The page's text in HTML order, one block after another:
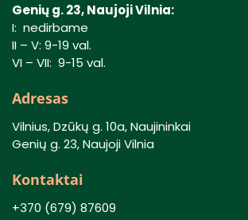
Genių g. 23, Naujoji Vilnia:
I: nedirbame
II – V: 9-19 val.
VI – VII: 9-15 val.
Adresas
Vilnius, Dzūkų g. 10a, Naujininkai
Genių g. 23, Naujoji Vilnia
Kontaktai
+370 (679) 87609